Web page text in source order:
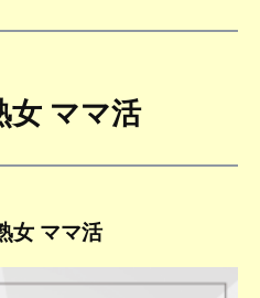
女 ママ活
女 ママ活